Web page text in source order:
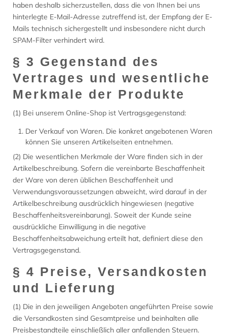
haben deshalb sicherzustellen, dass die von Ihnen bei uns
hinterlegte E-Mail-Adresse zutreffend ist, der Empfang der E-
Mails technisch sichergestellt und insbesondere nicht durch
SPAM-Filter verhindert wird.
§ 3 Gegenstand des
Vertrages und wesentliche
Merkmale der Produkte
(1) Bei unserem Online-Shop ist Vertragsgegenstand:
Der Verkauf von Waren. Die konkret angebotenen Waren
können Sie unseren Artikelseiten entnehmen.
(2) Die wesentlichen Merkmale der Ware finden sich in der
Artikelbeschreibung. Sofern die vereinbarte Beschaffenheit
der Ware von deren üblichen Beschaffenheit und
Verwendungsvoraussetzungen abweicht, wird darauf in der
Artikelbeschreibung ausdrücklich hingewiesen (negative
Beschaffenheitsvereinbarung). Soweit der Kunde seine
ausdrückliche Einwilligung in die negative
Beschaffenheitsabweichung erteilt hat, definiert diese den
Vertragsgegenstand.
§ 4 Preise, Versandkosten
und Lieferung
(1) Die in den jeweiligen Angeboten angeführten Preise sowie
die Versandkosten sind Gesamtpreise und beinhalten alle
Preisbestandteile einschließlich aller anfallenden Steuern.